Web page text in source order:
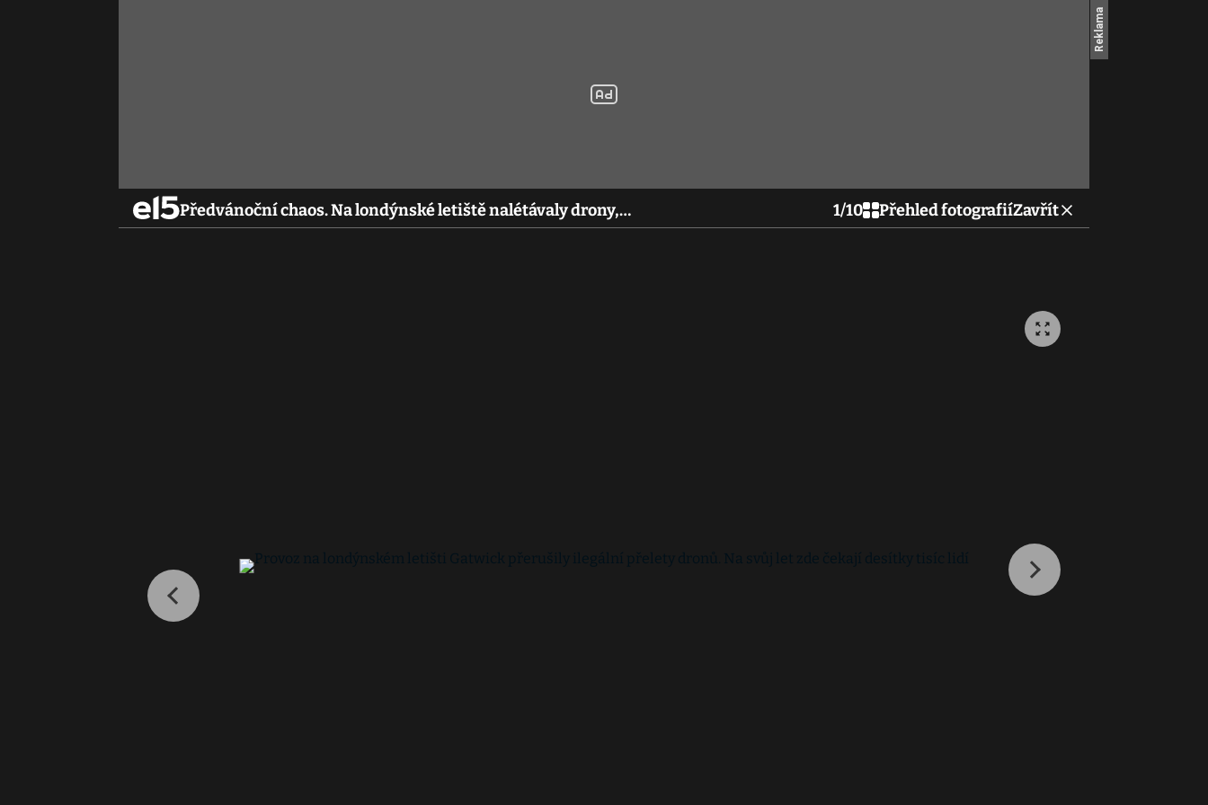
Předvánoční chaos. Na londýnské letiště nalétávaly drony,… 1/10 Přehled fotografiíZavřít